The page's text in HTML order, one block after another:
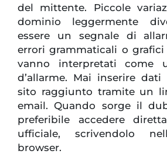
del mittente. Piccole
dominio leggermente
essere un segnale di
errori grammaticali o grafici
vanno interpretati come
d’allarme. Mai inserire
sito raggiunto tramite un
email. Quando sorge il
preferibile accedere
ufficiale, scrivendolo
browser.